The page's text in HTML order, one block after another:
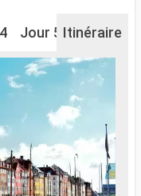
Jour 5 Jour 6
Itinéraire